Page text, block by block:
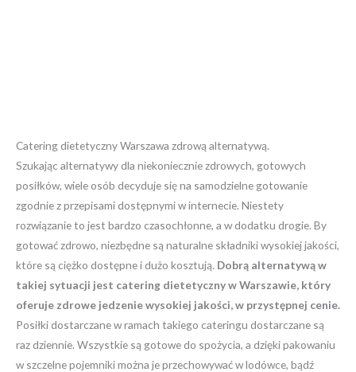
Catering dietetyczny Warszawa zdrową alternatywą.
Szukając alternatywy dla niekoniecznie zdrowych, gotowych
posiłków, wiele osób decyduje się na samodzielne gotowanie
zgodnie z przepisami dostępnymi w internecie. Niestety
rozwiązanie to jest bardzo czasochłonne, a w dodatku drogie. By
gotować zdrowo, niezbędne są naturalne składniki wysokiej jakości,
które są ciężko dostępne i dużo kosztują. Dobrą alternatywą w
takiej sytuacji jest catering dietetyczny w Warszawie, który
oferuje zdrowe jedzenie wysokiej jakości, w przystępnej cenie.
Posiłki dostarczane w ramach takiego cateringu dostarczane są
raz dziennie. Wszystkie są gotowe do spożycia, a dzięki pakowaniu
w szczelne pojemniki można je przechowywać w lodówce, bądź